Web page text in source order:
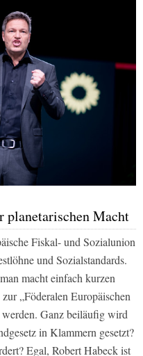
planetarischen Macht
Fiskal- und Sozialunion
und Sozialstandards.
macht einfach kurzen
„Föderalen Europäischen
Ganz beiläufig wird
in Klammern gesetzt?
Egal, Robert Habeck ist